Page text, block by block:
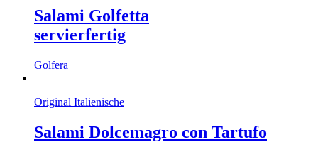
Salami Golfetta
servierfertig
Golfera
Original Italienische
Salami Dolcemagro con Tartufo